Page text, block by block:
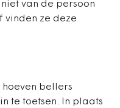
van de persoon
vinden ze deze
hoeven bellers
te toetsen. In plaats